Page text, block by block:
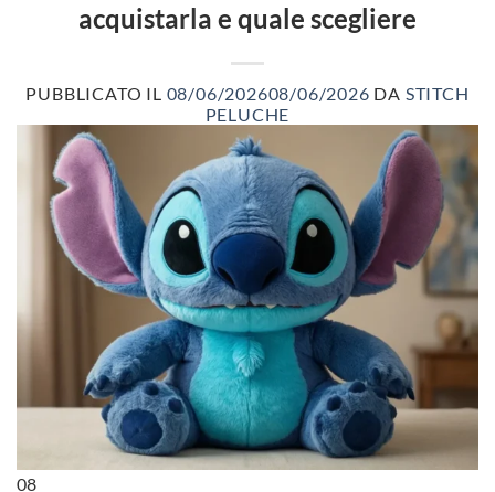
acquistarla e quale scegliere
PUBBLICATO IL 08/06/202608/06/2026 DA STITCH
PELUCHE
08